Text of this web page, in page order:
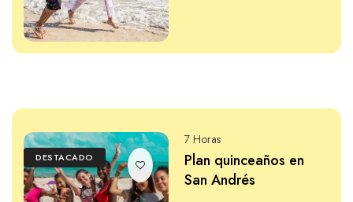
DESTACADO
7 Horas
Plan quinceaños en
San Andrés